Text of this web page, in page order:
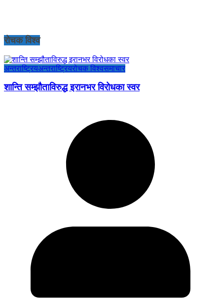
रोचक विश्व
अन्तराष्ट्रियअन्तराष्ट्रियरोचक विश्वसमाचार
शान्ति सम्झौताविरुद्ध इरानभर विरोधका स्वर